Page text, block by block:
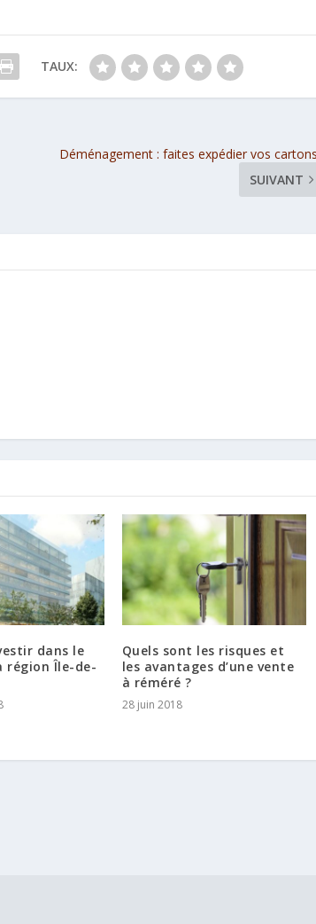
TAUX:
Déménagement : faites expédier vos
SUIVANT
dans le
région Île-de-
Quels sont les risques et
les avantages d’une vente
à réméré ?
28 juin 2018